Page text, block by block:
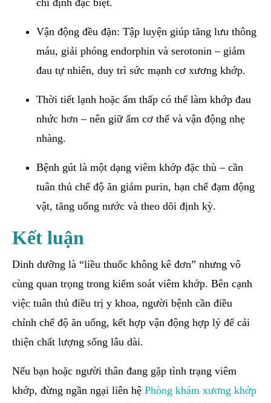
chỉ định đặc biệt.
Vận động đều đặn: Tập luyện giúp tăng lưu thông
máu, giải phóng endorphin và serotonin – giảm
đau tự nhiên, duy trì sức mạnh cơ xương khớp.
Thời tiết lạnh hoặc ẩm thấp có thể làm khớp đau
nhức hơn – nên giữ ấm cơ thể và vận động nhẹ
nhàng.
Bệnh gút là một dạng viêm khớp đặc thù – cần
tuân thủ chế độ ăn giảm purin, hạn chế đạm động
vật, tăng uống nước và theo dõi định kỳ.
Kết luận
Dinh dưỡng là “liều thuốc không kê đơn” nhưng vô
cùng quan trọng trong kiểm soát viêm khớp. Bên cạnh
việc tuân thủ điều trị y khoa, người bệnh cần điều
chỉnh chế độ ăn uống, kết hợp vận động hợp lý để cải
thiện chất lượng sống lâu dài.
Nếu bạn hoặc người thân đang gặp tình trạng viêm
khớp, đừng ngần ngại liên hệ Phòng khám xương khớp